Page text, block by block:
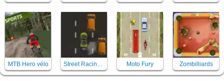
MTB Hero vélo Street Racing Mania Moto Fury Zombilliards